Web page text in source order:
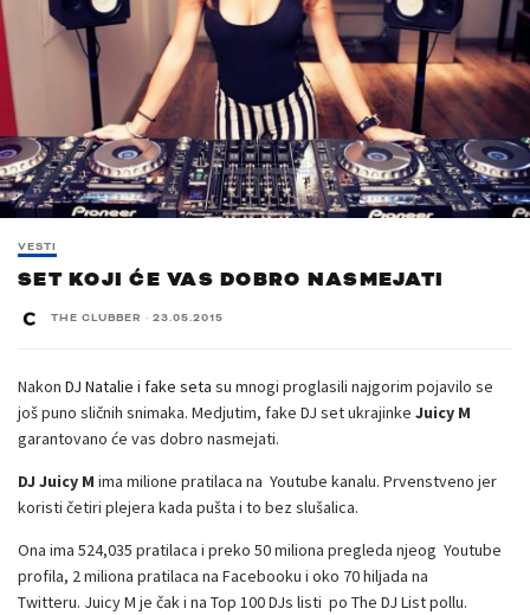
VESTI
SET KOJI ĆE VAS DOBRO NASMEJATI
THE CLUBBER · 23.05.2015
Nakon DJ Natalie i fake seta su mnogi proglasili najgorim pojavilo se
još puno sličnih snimaka. Medjutim, fake DJ set ukrajinke Juicy M
garantovano će vas dobro nasmejati.
DJ Juicy M ima milione pratilaca na Youtube kanalu. Prvenstveno jer
koristi četiri plejera kada pušta i to bez slušalica.
Ona ima 524,035 pratilaca i preko 50 miliona pregleda njeog Youtube
profila, 2 miliona pratilaca na Facebooku i oko 70 hiljada na
Twitteru. Juicy M je čak i na Top 100 DJs listi po The DJ List pollu.